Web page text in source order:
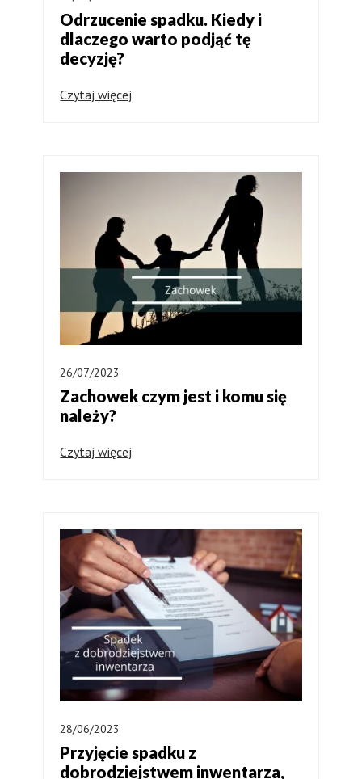
Odrzucenie spadku. Kiedy i
dlaczego warto podjąć tę
decyzję?
Czytaj więcej
26/07/2023
Zachowek czym jest i komu się
należy?
Czytaj więcej
28/06/2023
Przyjęcie spadku z
dobrodziejstwem inwentarza,